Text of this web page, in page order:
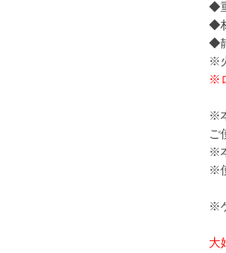
◆
◆
◆
※
※
※
ご
※
※
※
大